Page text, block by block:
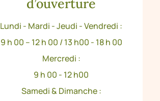
d’ouverture
Lundi - Mardi - Jeudi - Vendredi :
9 h 00 – 12 h 00 / 13 h00 - 18 h 00
Mercredi :
9 h 00 - 12 h00
Samedi & Dimanche :